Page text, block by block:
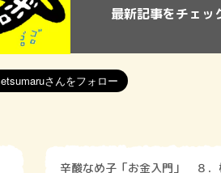
最新記事をチェッ
辛酸なめ子「お金入門」 ８．